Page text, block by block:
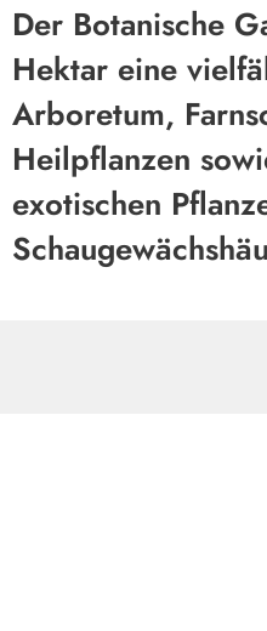
Der Botanische
Hektar eine
Arboretum,
Heilpflanzen
exotischen